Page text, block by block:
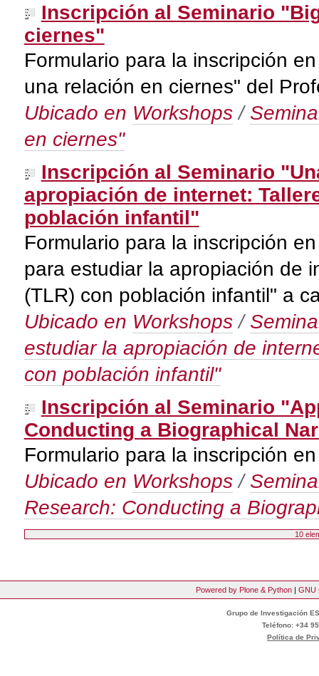
Inscripción al Seminario
ciernes"
Formulario para la inscripción
una relación en ciernes" del
Ubicado en Workshops /
en ciernes"
Inscripción al Seminario
apropiación de internet:
población infantil"
Formulario para la inscripción
para estudiar la apropiación de
(TLR) con población infantil" a
Ubicado en Workshops /
estudiar la apropiación de
con población infantil"
Inscripción al Seminario
Conducting a Biographical
Formulario para la inscripción
Ubicado en Workshops /
Research: Conducting a
10
Powered by Plone & Python | GNU
Grupo de Investigación
Teléfono: +34
Política de